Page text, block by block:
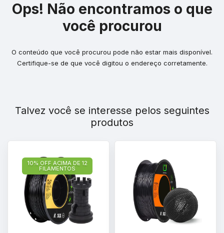
Ops! Não encontramos o que
você procurou
O conteúdo que você procurou pode não estar mais disponível.
Certifique-se de que você digitou o endereço corretamente.
Talvez você se interesse pelos seguintes
produtos
10% OFF ACIMA DE 12
FILAMENTOS